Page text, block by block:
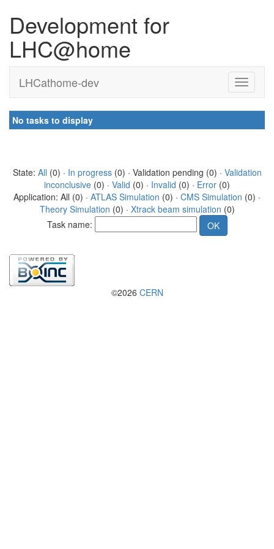
Development for
LHC@home
LHCathome-dev
No tasks to display
State: All (0) · In progress(0) · Validation pending (0) · Validation
inconclusive (0) · Valid (0) · Invalid (0) · Error (0)
Application: All (0) · ATLAS Simulation (0) · CMS Simulation (0) ·
Theory Simulation (0) · Xtrack beam simulation (0)
Task name:
©2026 CERN